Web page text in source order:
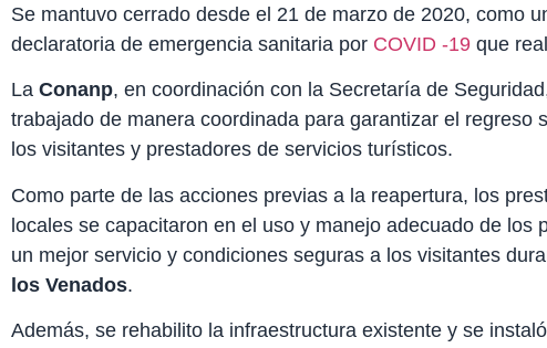
Se mantuvo cerrado desde el 21 de marzo de 2020, como
declaratoria de emergencia sanitaria por COVID -19 que
La Conanp, en coordinación con la Secretaría de
trabajado de manera coordinada para garantizar el regreso
los visitantes y prestadores de servicios turísticos.
Como parte de las acciones previas a la reapertura, los
locales se capacitaron en el uso y manejo adecuado de los
un mejor servicio y condiciones seguras a los visitantes
los Venados.
Además, se rehabilito la infraestructura existente y se